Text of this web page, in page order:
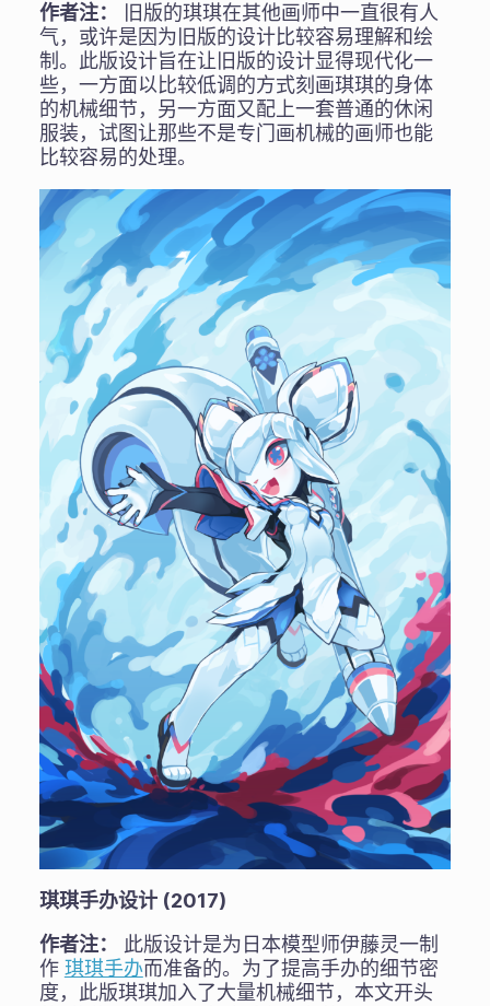
作者注：
旧版的琪琪在其他画师中一直很有人
气，或许是因为旧版的设计比较容易理解和绘
制。此版设计旨在让旧版的设计显得现代化一
些，一方面以比较低调的方式刻画琪琪的身体
的机械细节，另一方面又配上一套普通的休闲
服装，试图让那些不是专门画机械的画师也能
比较容易的处理。
琪琪手办设计 (2017)
作者注：
此版设计是为日本模型师伊藤灵一制
作 琪琪手办而准备的。为了提高手办的细节密
度，此版琪琪加入了大量机械细节，本文开头